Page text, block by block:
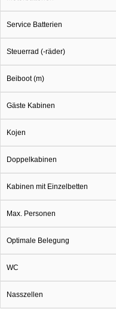
Service Batterien
Steuerrad (-räder)
Beiboot (m)
Gäste Kabinen
Kojen
Doppelkabinen
Kabinen mit Einzelbetten
Max. Personen
Optimale Belegung
WC
Nasszellen